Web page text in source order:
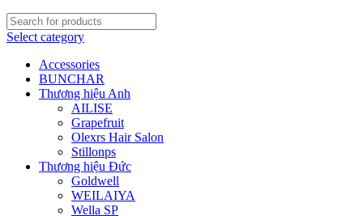
Select category
Accessories
BUNCHAR
Thương hiệu Anh
AILISE
Grapefruit
Olexrs Hair Salon
Stillonps
Thương hiệu Đức
Goldwell
WEILAIYA
Wella SP